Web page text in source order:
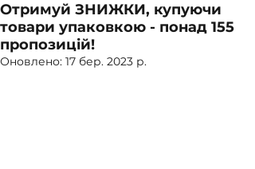
Отримуй ЗНИЖКИ, купуючи
товари упаковкою - понад 155
пропозицій!
Оновлено: 17 бер. 2023 р.